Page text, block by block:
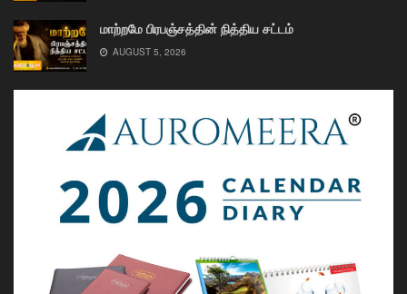
மாற்றமே பிரபஞ்சத்தின் நித்திய சட்டம்
AUGUST 5, 2026